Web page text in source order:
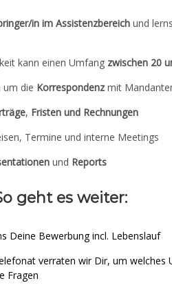
in im Assistenzbereich und
kann einen Umfang zwischen 20
um die Korrespondenz mit
, Fristen und Rechnungen
Termine und interne Meetings
und Reports
geht es weiter:
Deine Bewerbung incl. Lebenslauf
verraten wir Dir, um welches
Fragen